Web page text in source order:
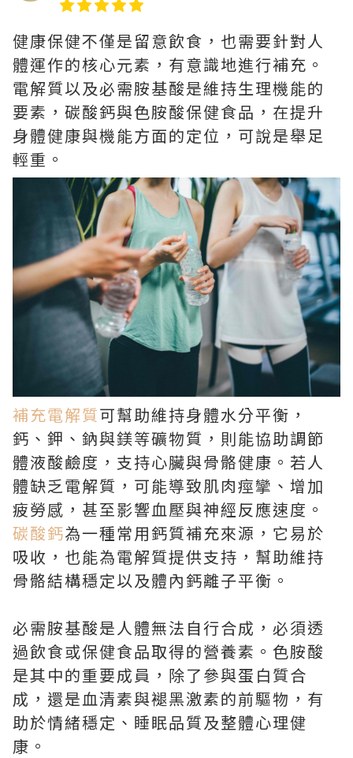
健康保健不僅是留意飲食，也需要針對人
體運作的核心元素，有意識地進行補充。
電解質以及必需胺基酸是維持生理機能的
要素，碳酸鈣與色胺酸保健食品，在提升
身體健康與機能方面的定位，可說是舉足
輕重。
補充電解質可幫助維持身體水分平衡，
鈣、鉀、鈉與鎂等礦物質，則能協助調節
體液酸鹼度，支持心臟與骨骼健康。若人
體缺乏電解質，可能導致肌肉痙攣、增加
疲勞感，甚至影響血壓與神經反應速度。
碳酸鈣為一種常用鈣質補充來源，它易於
吸收，也能為電解質提供支持，幫助維持
骨骼結構穩定以及體內鈣離子平衡。
必需胺基酸是人體無法自行合成，必須透
過飲食或保健食品取得的營養素。色胺酸
是其中的重要成員，除了參與蛋白質合
成，還是血清素與褪黑激素的前驅物，有
助於情緒穩定、睡眠品質及整體心理健
康。